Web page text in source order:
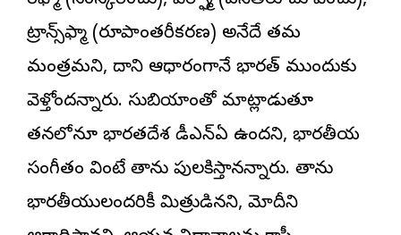
ట్రాన్స్‌ఫార్మ్‌ (రూపాంతరీకరణ) అనేదే తమ
మంత్రమని, దాని ఆధారంగానే భారత్‌ ముందుకు
వెళ్తోందన్నారు. సుబియాంతో మాట్లాడుతూ
తనలోనూ భారతదేశ డీఎన్‌ఏ ఉందని, భారతీయ
సంగీతం వింటే తాను పులకిస్తానన్నారు. తాను
భారతీయులందరికీ మిత్రుడినని, మోదీని